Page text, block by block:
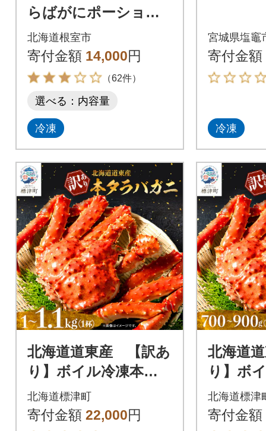
らばがにポーション3
00g A-21010
北海道根室市
寄付金額 14,000円
（62件）
選べる：内容量
冷凍
宮城県塩竈
寄付金額
冷凍
北海道道東産 【訳あ
り】ボイル冷凍本タ
ラバガニ1.0～1.1kg×
1杯
北海道標津町
寄付金額 22,000円
北海道
り】ボ
ラバガ
×1杯
北海道標津
寄付金額